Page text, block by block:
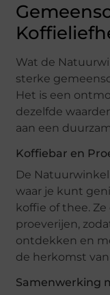
Wat de
sterke
Het is een
dezelfde
aan een
Koffiebar en
De
waar je kunt
koffie of thee.
proeverijen,
ontdekken en
de herkomst
Samenwerking